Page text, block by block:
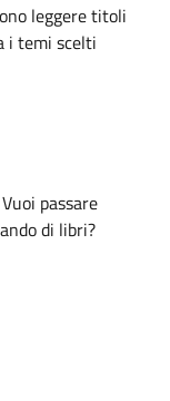
leggere titoli
i temi scelti
passare
di libri?